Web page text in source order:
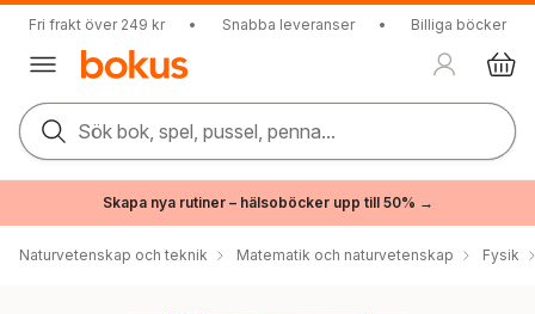
Fri frakt över 249 kr • Snabba leveranser • Billiga böcker
Sök bok, spel, pussel, penna...
Skapa nya rutiner – hälsoböcker upp till 50% →
Naturvetenskap och teknik Matematik och naturvetenskap Fysik